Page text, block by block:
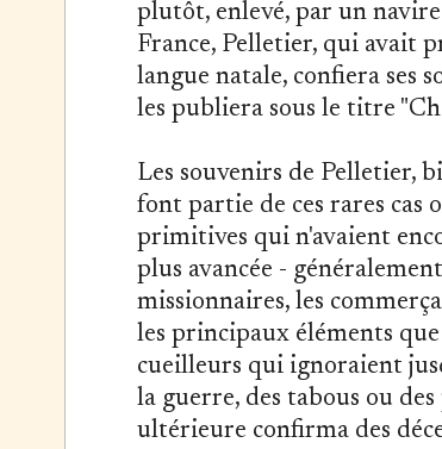
plutôt, enlevé, par un
France, Pelletier, qui avait
langue natale, confiera ses
les publiera sous le titre
Les souvenirs de Pelletier,
font partie de ces rares cas
primitives qui n'avaient
plus avancée -
missionnaires, les
les principaux éléments
cueilleurs qui ignoraient
la guerre, des tabous ou
ultérieure confirma des